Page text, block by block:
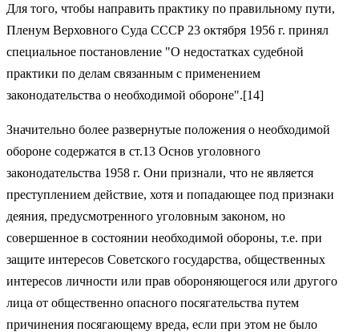
Для того, чтобы направить практику по правильному пути,
Пленум Верховного Суда СССР 23 октября 1956 г. принял
специальное постановление "О недостатках судебной
практики по делам связанным с применением
законодательства о необходимой обороне".[14]
Значительно более развернутые положения о необходимой
обороне содержатся в ст.13 Основ уголовного
законодательства 1958 г. Они признали, что не является
преступлением действие, хотя и попадающее под признаки
деяния, предусмотренного уголовным законом, но
совершенное в состоянии необходимой обороны, т.е. при
защите интересов Советского государства, общественных
интересов личности или прав обороняющегося или другого
лица от общественно опасного посягательства путем
причинения посягающему вреда, если при этом не было